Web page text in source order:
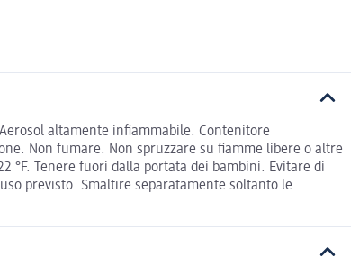
altamente infiammabile. Contenitore
Non fumare. Non spruzzare su fiamme libere o altre
°F. Tenere fuori dalla portata dei bambini. Evitare di
previsto. Smaltire separatamente soltanto le